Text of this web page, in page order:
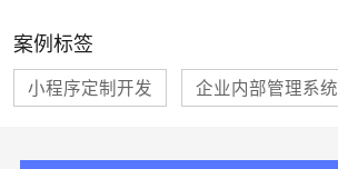
案例标签
小程序定制开发 企业内部管理系统